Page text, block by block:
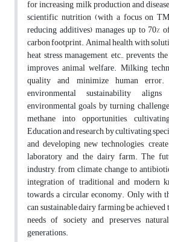
for increasing milk production and
scientific nutrition (with a focus on
reducing additives) manages up to 70%
carbon footprint. Animal health, with
heat stress management, etc., prevents
improves animal welfare. Milking
quality and minimize human
environmental sustainability
environmental goals by turning
methane into opportunities,
Education and research, by cultivating
and developing new technologies,
laboratory and the dairy farm. The
industry, from climate change to
integration of traditional and modern
towards a circular economy. Only with
can sustainable dairy farming be
needs of society and preserves
generations.